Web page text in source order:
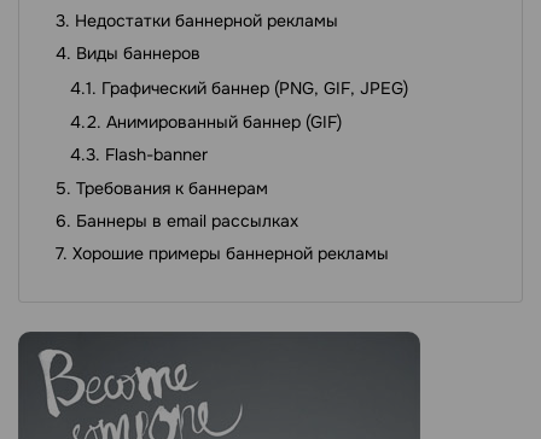
Недостатки баннерной рекламы
Виды баннеров
Графический баннер (PNG, GIF, JPEG)
Анимированный баннер (GIF)
Flash-banner
Требования к баннерам
Баннеры в email рассылках
Хорошие примеры баннерной рекламы